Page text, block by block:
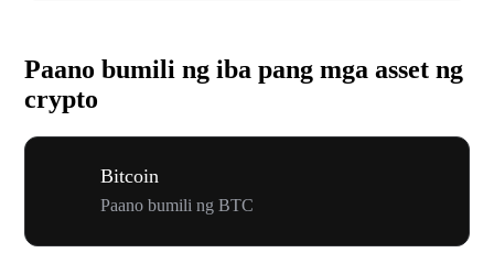
Paano bumili ng iba pang mga asset ng
crypto
Bitcoin
Paano bumili ng BTC